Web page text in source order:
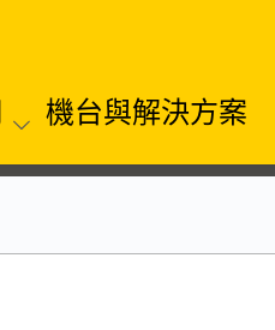
機台與解決方案